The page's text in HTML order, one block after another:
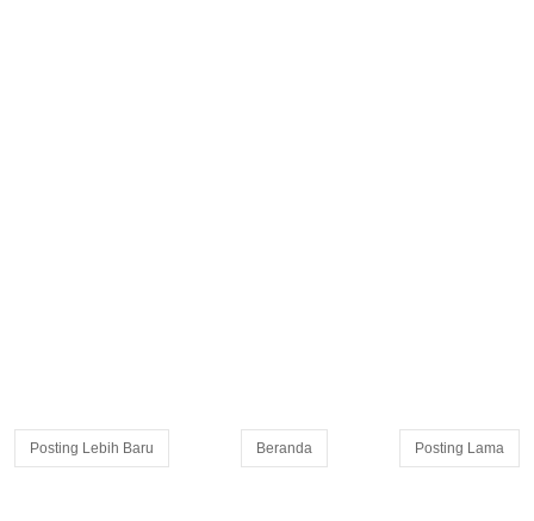
Posting Lebih Baru Posting Lama
Beranda